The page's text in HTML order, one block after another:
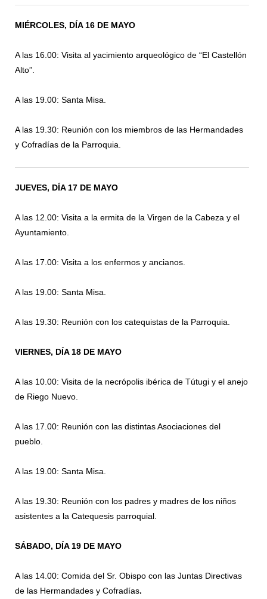
MIÉRCOLES, DÍA 16 DE MAYO
A las 16.00: Visita al yacimiento arqueológico de “El Castellón
Alto”.
A las 19.00: Santa Misa.
A las 19.30: Reunión con los miembros de las Hermandades
y Cofradías de la Parroquia.
JUEVES, DÍA 17 DE MAYO
A las 12.00: Visita a la ermita de la Virgen de la Cabeza y el
Ayuntamiento.
A las 17.00: Visita a los enfermos y ancianos.
A las 19.00: Santa Misa.
A las 19.30: Reunión con los catequistas de la Parroquia.
VIERNES, DÍA 18 DE MAYO
A las 10.00: Visita de la necrópolis ibérica de Tútugi y el anejo
de Riego Nuevo.
A las 17.00: Reunión con las distintas Asociaciones del
pueblo.
A las 19.00: Santa Misa.
A las 19.30: Reunión con los padres y madres de los niños
asistentes a la Catequesis parroquial.
SÁBADO, DÍA 19 DE MAYO
A las 14.00: Comida del Sr. Obispo con las Juntas Directivas
de las Hermandades y Cofradías.